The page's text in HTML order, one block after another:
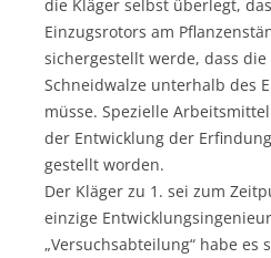
die Kläger selbst überlegt,
Einzugsrotors am
sichergestellt werde, dass
Schneidwalze unterhalb des
müsse. Spezielle
der Entwicklung der
gestellt worden.
Der Kläger zu 1. sei zum
einzige
„Versuchsabteilung“ habe es